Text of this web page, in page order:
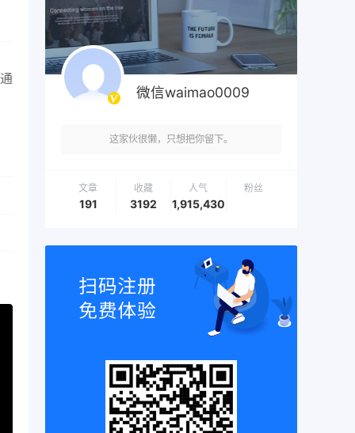
微信waimao0009
这家伙很懒，只想把你留下。
文章
191
收藏
3192
人气
1,915,430
粉丝